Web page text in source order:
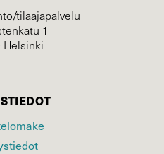
tilaajapalvelu
1
Helsinki